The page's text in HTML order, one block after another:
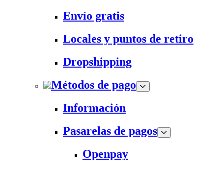
Envío gratis
Locales y puntos de retiro
Dropshipping
Métodos de pago
Información
Pasarelas de pagos
Openpay